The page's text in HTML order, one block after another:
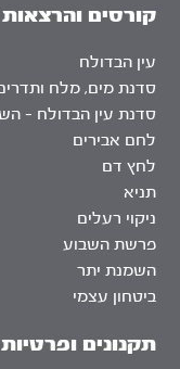
קורסים והרצאות
עין הבדולח
סדנת מים, מלח
סדנת עין הבדולח –
לחם אבירים
לחץ דם
תניא
ניקוי רעלים
פרשת השבוע
השמנת יתר
ביטחון עצמי
תקנונים ופרטיות